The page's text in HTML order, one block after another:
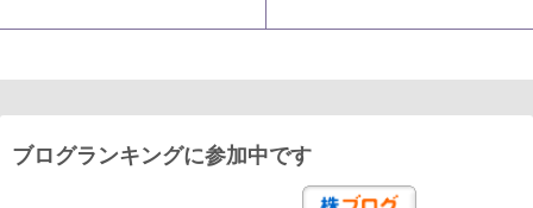
ブログランキングに参加中です